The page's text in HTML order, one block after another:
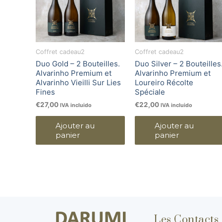
Coffret cadeau2
Duo Gold – 2 Bouteilles.
Alvarinho Premium et
Alvarinho Vieilli Sur Lies
Fines
€27,00 IVA incluido
Ajouter au
panier
Coffret cadeau2
Duo Silver – 2
Alvarinho Premium et
Loureiro Récolte
Spéciale
€22,00 IVA incluido
Ajouter au
panier